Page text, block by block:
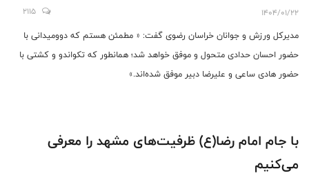
1404/01/22
2115
مدیرکل ورزش و جوانان خراسان رضوی گفت:‌ « مطمئن هستم که دوومیدانی با
حضور احسان حدادی متحول و موفق خواهد شد؛ همانطور که تکواندو و کشتی با
حضور هادی ساعی و علیرضا دبیر موفق شده‌اند.»
با جام امام رضا(ع) ظرفیت‌های مشهد را معرفی
می‌کنیم